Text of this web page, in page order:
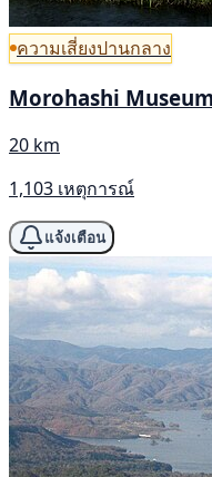
ความเสี่ยงปานกลาง
Morohashi
20 km
1,103 เหตุการณ์
แจ้งเตือน